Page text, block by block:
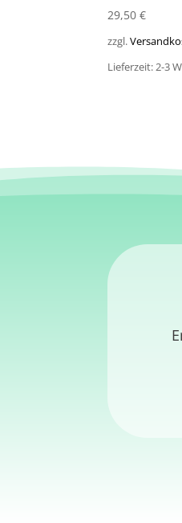
29,50€
zzgl.
Lieferzeit: 2-3